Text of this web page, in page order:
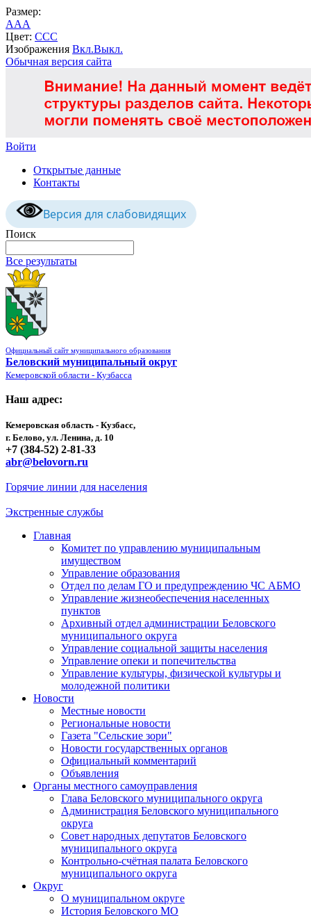
Размер:
AAA
Цвет: CCC
Изображения Вкл.Выкл.
Обычная версия сайта
Войти
Открытые данные
Контакты
Версия для слабовидящих
Поиск
Все результаты
Официальный сайт муниципального образования
Беловский муниципальный округ
Кемеровской области - Кузбасса
Наш адрес:
Кемеровская область - Кузбасс,
г. Белово, ул. Ленина, д. 10
+7 (384-52) 2-81-33
abr@belovorn.ru
Горячие линии для населения
Экстренные службы
Главная
Комитет по управлению муниципальным
имуществом
Управление образования
Отдел по делам ГО и предупреждению ЧС АБМО
Управление жизнеобеспечения населенных
пунктов
Архивный отдел администрации Беловского
муниципального округа
Управление социальной защиты населения
Управление опеки и попечительства
Управление культуры, физической культуры и
молодежной политики
Новости
Местные новости
Региональные новости
Газета "Сельские зори"
Новости государственных органов
Официальный комментарий
Объявления
Органы местного самоуправления
Глава Беловского муниципального округа
Администрация Беловского муниципального
округа
Совет народных депутатов Беловского
муниципального округа
Контрольно-счётная палата Беловского
муниципального округа
Округ
О муниципальном округе
История Беловского МО